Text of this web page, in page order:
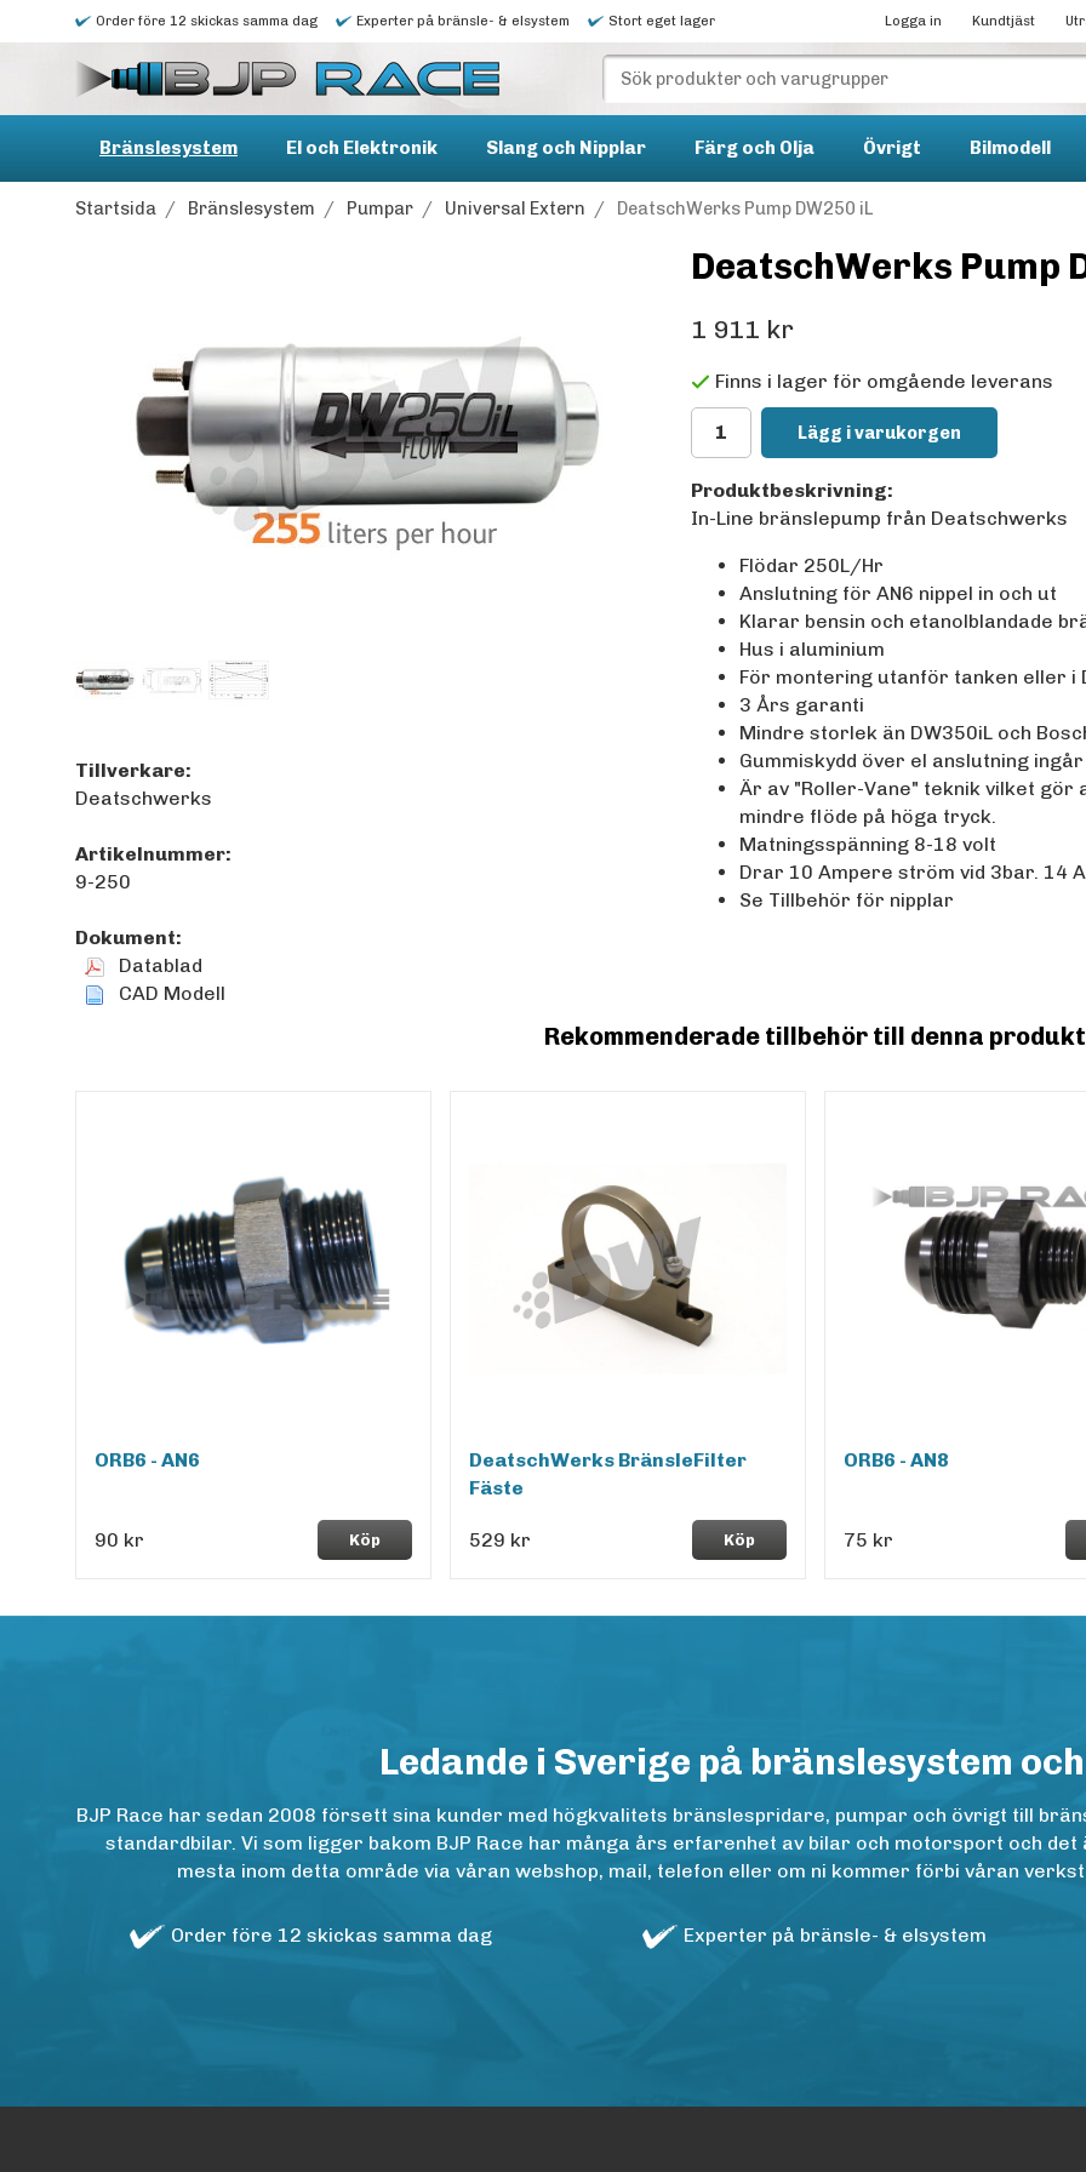
Order före 12 skickas samma dag Experter på bränsle- & elsystem Stort eget lager Logga in Kundtjäst
Bränslesystem El och Elektronik Slang och Nipplar Färg och Olja Övrigt Bilmodell
Startsida / Bränslesystem / Pumpar / Universal Extern / DeatschWerks Pump DW250 iL
DeatschWerks Pump
1 911 kr
Finns i lager för omgående leverans
Lägg i varukorgen
Produktbeskrivning:
In-Line bränslepump från Deatschwerks
Flödar 250L/Hr
Anslutning för AN6 nippel in och ut
Klarar bensin och etanolblandade
Hus i aluminium
För montering utanför tanken eller i
3 Års garanti
Mindre storlek än DW350iL och
Gummiskydd över el anslutning ingår
Är av "Roller-Vane" teknik vilket
mindre flöde på höga tryck.
Matningsspänning 8-18 volt
Drar 10 Ampere ström vid 3bar. 14
Se Tillbehör för nipplar
Tillverkare:
Deatschwerks
Artikelnummer:
9-250
Dokument:
Datablad
CAD Modell
Rekommenderade tillbehör till denna produkt
ORB6 - AN6
90 kr Köp
DeatschWerks BränsleFilter
Fäste
529 kr Köp
ORB6 - AN8
75 kr
Ledande i Sverige på bränslesystem
BJP Race har sedan 2008 försett sina kunder med högkvalitets bränslespridare, pumpar och övrigt till
standardbilar. Vi som ligger bakom BJP Race har många års erfarenhet av bilar och motorsport och
mesta inom detta område via våran webshop, mail, telefon eller om ni kommer förbi våran
Order före 12 skickas samma dag Experter på bränsle- & elsystem